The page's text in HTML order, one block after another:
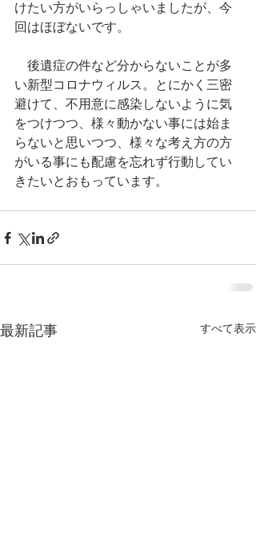
けたい方がいらっしゃいましたが、今
回はほぼないです。
後遺症の件など分からないことが多
い新型コロナウィルス。とにかく三密
避けて、不用意に感染しないように気
をつけつつ、様々動かない事には始ま
らないと思いつつ、様々な考え方の方
がいる事にも配慮を忘れず行動してい
きたいとおもっています。
最新記事 すべて表示